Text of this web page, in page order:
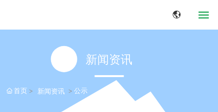
应用领域
新闻资讯
首页 新闻资讯 公示